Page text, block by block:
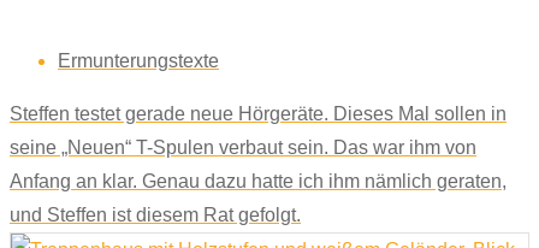
Ermunterungstexte
Steffen testet gerade neue Hörgeräte. Dieses Mal sollen in
seine „Neuen“ T-Spulen verbaut sein. Das war ihm von
Anfang an klar. Genau dazu hatte ich ihm nämlich geraten,
und Steffen ist diesem Rat gefolgt.